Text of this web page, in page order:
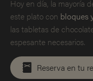
Hoy en día, la mayoría
este plato con bloques
las tabletas de
espesante necesarios.
Reserva en tu